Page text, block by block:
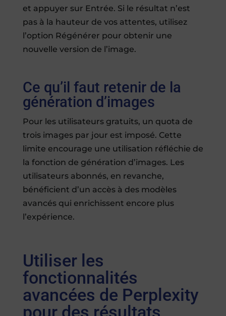
et appuyer sur Entrée. Si le résultat n’est
pas à la hauteur de vos attentes, utilisez
l’option Régénérer pour obtenir une
nouvelle version de l’image.
Ce qu’il faut retenir de la
génération d’images
Pour les utilisateurs gratuits, un quota de
trois images par jour est imposé. Cette
limite encourage une utilisation réfléchie de
la fonction de génération d’images. Les
utilisateurs abonnés, en revanche,
bénéficient d’un accès à des modèles
avancés qui enrichissent encore plus
l’expérience.
Utiliser les
fonctionnalités
avancées de Perplexity
pour des résultats